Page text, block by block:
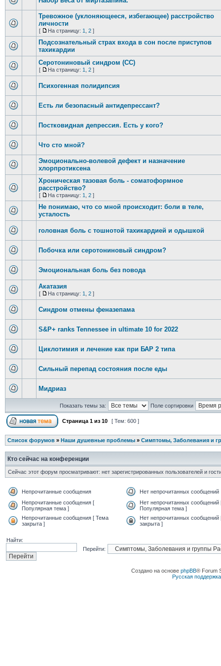
Тревожное (уклоняющееся, избегающее) расстройство
личности
[ На страницу: 1 2]
Подсознательный страх входа в сон после приступов
тахикардии
Серотониновый синдром (СС)
[ На страницу: 1 2]
Психогенная полидипсия
Есть ли безопасный антидепрессант?
Постковидная депрессия. Есть у кого?
Что сто мной?
Эмоционально-волевой дефект и назначение
хлорпротиксена
Хроническая тазовая боль - соматоформное
расстройство?
[ На страницу: 1 2]
Не понимаю, что со мной происходит: боли в теле,
усталость
головная боль с тошнотой тахикардией и одышкой
Побочка или серотониновый синдром?
Эмоциональная боль без повода
Акатазия
[ На страницу: 1 2]
Синдром отмены феназепама
S&P+ ranks Tennessee in ultimate 10 for 2022
Циклотимия и лечение как при БАР 2 типа
Сильный перепад состояния после еды
Мидриаз
Показать темы за: Поле сортировки
Страница 1из 10 [ Тем: 600 ]
Список форумов» Наши душевные проблемы» Симптомы, Заболевания и
Кто сейчас на конференции
Сейчас этот форум просматривают: нет зарегистрированных пользователей и
Непрочитанные сообщения
Нет непрочитанных сообщений
Непрочитанные сообщения [
Популярная тема ]
Нет непрочитанных сообщений
Популярная тема ]
Непрочитанные сообщения [ Тема
закрыта ]
Нет непрочитанных сообщений
закрыта ]
Найти:
Перейти:
Создано на основе phpBB® Forum
Русская